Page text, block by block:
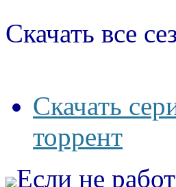
Скачать все
Скачать
торрент
Если не